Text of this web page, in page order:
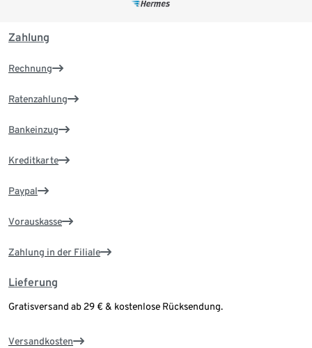
Zahlung
Rechnung
Ratenzahlung
Bankeinzug
Kreditkarte
Paypal
Vorauskasse
Zahlung in der Filiale
Lieferung
Gratisversand ab 29 € & kostenlose Rücksendung.
Versandkosten